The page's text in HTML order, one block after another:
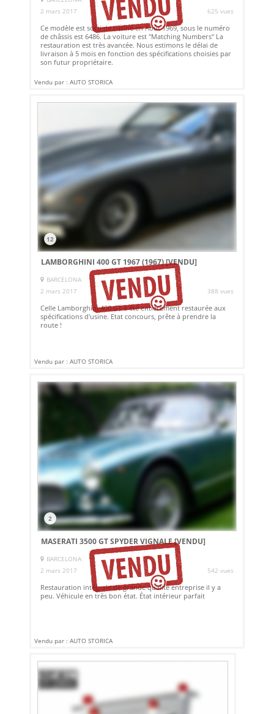
2 mars 2017
625 vues
Ce modèle est sorti de l'usine en Août 1969, sous le numéro
de châssis est 6486. La voiture est "Matching Numbers" La
restauration est très avancée. Nous estimons le délai de
livraison à 5 mois en fonction des spécifications choisies par
son futur propriétaire.
Vendu par : AUTO STORICA
12
LAMBORGHINI 400 GT 1967 (1967)[VENDU]
BARCELONA
2 mars 2017
388 vues
Celle Lamborghini 400 GT a été entièrement restaurée aux
spécifications d'usine. Etat concours, prête à prendre la
route !
Vendu par : AUTO STORICA
2
MASERATI 3500 GT SPYDER VIGNALE[VENDU]
BARCELONA
2 mars 2017
542 vues
Restauration intégrale de grande qualité entreprise il y a
peu. Véhicule en très bon état. État intérieur parfait
Vendu par : AUTO STORICA